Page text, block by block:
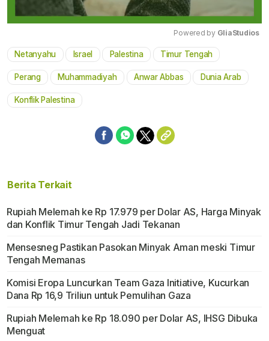
Mute
Powered by GliaStudios
Netanyahu Israel Palestina Timur Tengah
Perang Muhammadiyah Anwar Abbas Dunia Arab
Konflik Palestina
Berita Terkait
Rupiah Melemah ke Rp 17.979 per Dolar AS, Harga Minyak
dan Konflik Timur Tengah Jadi Tekanan
Mensesneg Pastikan Pasokan Minyak Aman meski Timur
Tengah Memanas
Komisi Eropa Luncurkan Team Gaza Initiative, Kucurkan
Dana Rp 16,9 Triliun untuk Pemulihan Gaza
Rupiah Melemah ke Rp 18.090 per Dolar AS, IHSG Dibuka
Menguat